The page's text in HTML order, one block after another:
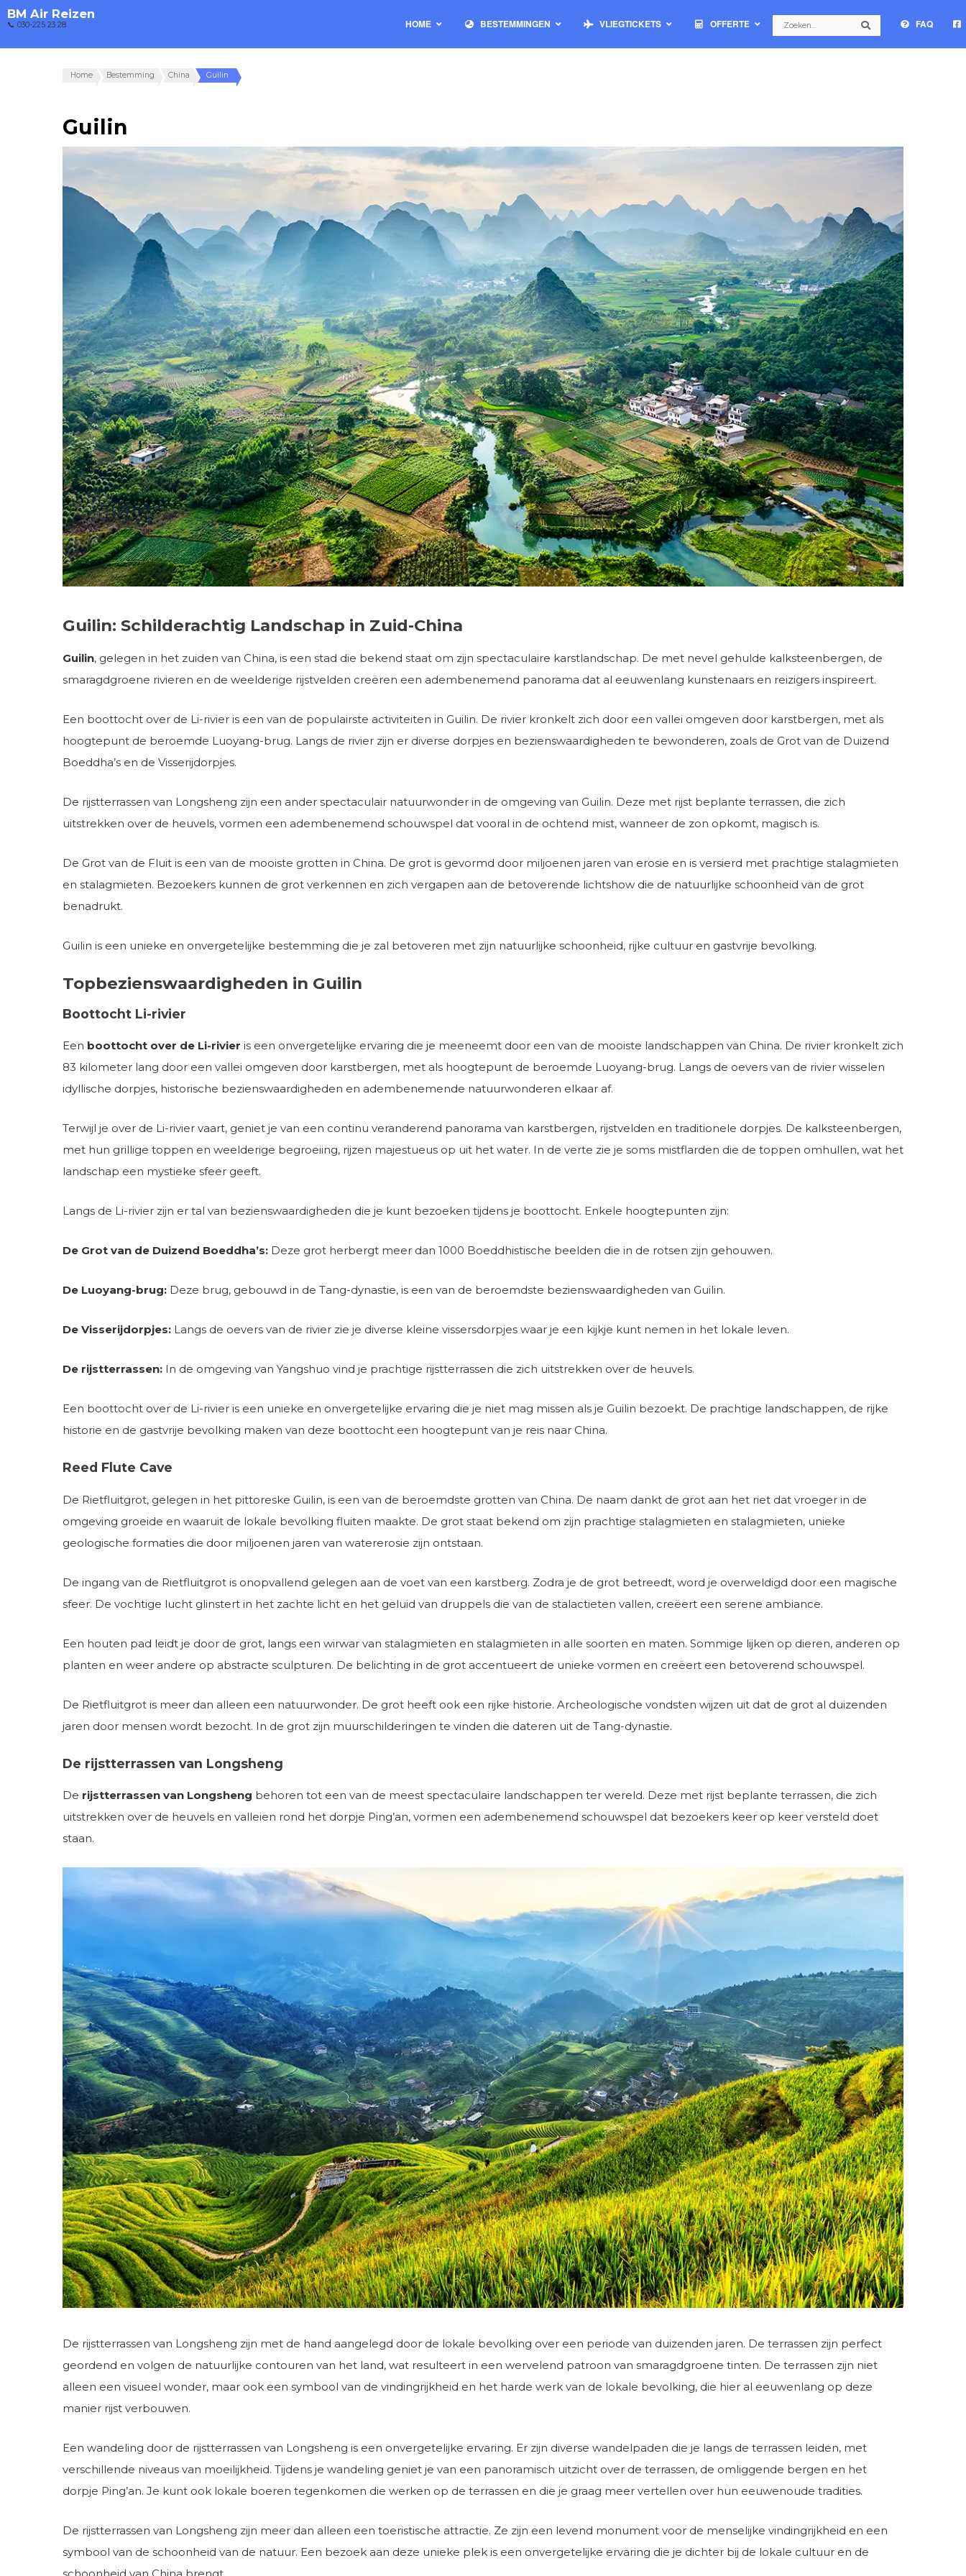
BM Air Reizen
📞 030-225 23 28 HOME BESTEMMINGEN VLIEGTICKETS OFFERTE Search Search FAQ
Home Bestemming China Guilin
Guilin
Guilin: Schilderachtig Landschap in Zuid-China
Guilin, gelegen in het zuiden van China, is een stad die bekend staat om zijn spectaculaire karstlandschap. De met nevel gehulde kalksteenbergen, de
smaragdgroene rivieren en de weelderige rijstvelden creëren een adembenemend panorama dat al eeuwenlang kunstenaars en reizigers inspireert.
Een boottocht over de Li-rivier is een van de populairste activiteiten in Guilin. De rivier kronkelt zich door een vallei omgeven door karstbergen, met als
hoogtepunt de beroemde Luoyang-brug. Langs de rivier zijn er diverse dorpjes en bezienswaardigheden te bewonderen, zoals de Grot van de Duizend
Boeddha’s en de Visserijdorpjes.
De rijstterrassen van Longsheng zijn een ander spectaculair natuurwonder in de omgeving van Guilin. Deze met rijst beplante terrassen, die zich
uitstrekken over de heuvels, vormen een adembenemend schouwspel dat vooral in de ochtend mist, wanneer de zon opkomt, magisch is.
De Grot van de Fluit is een van de mooiste grotten in China. De grot is gevormd door miljoenen jaren van erosie en is versierd met prachtige stalagmieten
en stalagmieten. Bezoekers kunnen de grot verkennen en zich vergapen aan de betoverende lichtshow die de natuurlijke schoonheid van de grot
benadrukt.
Guilin is een unieke en onvergetelijke bestemming die je zal betoveren met zijn natuurlijke schoonheid, rijke cultuur en gastvrije bevolking.
Topbezienswaardigheden in Guilin
Boottocht Li-rivier
Een boottocht over de Li-rivier is een onvergetelijke ervaring die je meeneemt door een van de mooiste landschappen van China. De rivier kronkelt zich
83 kilometer lang door een vallei omgeven door karstbergen, met als hoogtepunt de beroemde Luoyang-brug. Langs de oevers van de rivier wisselen
idyllische dorpjes, historische bezienswaardigheden en adembenemende natuurwonderen elkaar af.
Terwijl je over de Li-rivier vaart, geniet je van een continu veranderend panorama van karstbergen, rijstvelden en traditionele dorpjes. De kalksteenbergen,
met hun grillige toppen en weelderige begroeiing, rijzen majestueus op uit het water. In de verte zie je soms mistflarden die de toppen omhullen, wat het
landschap een mystieke sfeer geeft.
Langs de Li-rivier zijn er tal van bezienswaardigheden die je kunt bezoeken tijdens je boottocht. Enkele hoogtepunten zijn:
De Grot van de Duizend Boeddha’s: Deze grot herbergt meer dan 1000 Boeddhistische beelden die in de rotsen zijn gehouwen.
De Luoyang-brug: Deze brug, gebouwd in de Tang-dynastie, is een van de beroemdste bezienswaardigheden van Guilin.
De Visserijdorpjes: Langs de oevers van de rivier zie je diverse kleine vissersdorpjes waar je een kijkje kunt nemen in het lokale leven.
De rijstterrassen: In de omgeving van Yangshuo vind je prachtige rijstterrassen die zich uitstrekken over de heuvels.
Een boottocht over de Li-rivier is een unieke en onvergetelijke ervaring die je niet mag missen als je Guilin bezoekt. De prachtige landschappen, de rijke
historie en de gastvrije bevolking maken van deze boottocht een hoogtepunt van je reis naar China.
Reed Flute Cave
De Rietfluitgrot, gelegen in het pittoreske Guilin, is een van de beroemdste grotten van China. De naam dankt de grot aan het riet dat vroeger in de
omgeving groeide en waaruit de lokale bevolking fluiten maakte. De grot staat bekend om zijn prachtige stalagmieten en stalagmieten, unieke
geologische formaties die door miljoenen jaren van watererosie zijn ontstaan.
De ingang van de Rietfluitgrot is onopvallend gelegen aan de voet van een karstberg. Zodra je de grot betreedt, word je overweldigd door een magische
sfeer. De vochtige lucht glinstert in het zachte licht en het geluid van druppels die van de stalactieten vallen, creëert een serene ambiance.
Een houten pad leidt je door de grot, langs een wirwar van stalagmieten en stalagmieten in alle soorten en maten. Sommige lijken op dieren, anderen op
planten en weer andere op abstracte sculpturen. De belichting in de grot accentueert de unieke vormen en creëert een betoverend schouwspel.
De Rietfluitgrot is meer dan alleen een natuurwonder. De grot heeft ook een rijke historie. Archeologische vondsten wijzen uit dat de grot al duizenden
jaren door mensen wordt bezocht. In de grot zijn muurschilderingen te vinden die dateren uit de Tang-dynastie.
De rijstterrassen van Longsheng
De rijstterrassen van Longsheng behoren tot een van de meest spectaculaire landschappen ter wereld. Deze met rijst beplante terrassen, die zich
uitstrekken over de heuvels en valleien rond het dorpje Ping’an, vormen een adembenemend schouwspel dat bezoekers keer op keer versteld doet
staan.
De rijstterrassen van Longsheng zijn met de hand aangelegd door de lokale bevolking over een periode van duizenden jaren. De terrassen zijn perfect
geordend en volgen de natuurlijke contouren van het land, wat resulteert in een wervelend patroon van smaragdgroene tinten. De terrassen zijn niet
alleen een visueel wonder, maar ook een symbool van de vindingrijkheid en het harde werk van de lokale bevolking, die hier al eeuwenlang op deze
manier rijst verbouwen.
Een wandeling door de rijstterrassen van Longsheng is een onvergetelijke ervaring. Er zijn diverse wandelpaden die je langs de terrassen leiden, met
verschillende niveaus van moeilijkheid. Tijdens je wandeling geniet je van een panoramisch uitzicht over de terrassen, de omliggende bergen en het
dorpje Ping’an. Je kunt ook lokale boeren tegenkomen die werken op de terrassen en die je graag meer vertellen over hun eeuwenoude tradities.
De rijstterrassen van Longsheng zijn meer dan alleen een toeristische attractie. Ze zijn een levend monument voor de menselijke vindingrijkheid en een
symbool van de schoonheid van de natuur. Een bezoek aan deze unieke plek is een onvergetelijke ervaring die je dichter bij de lokale cultuur en de
schoonheid van China brengt.